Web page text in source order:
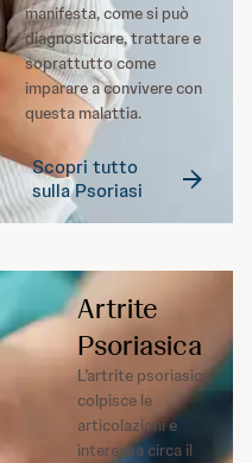
manifesta, come si può
diagnosticare, trattare e
soprattutto come
imparare a convivere con
questa malattia.
Scopri tutto
sulla Psoriasi
Artrite
Psoriasica
L’artrite psoriasica
colpisce le
articolazioni e
interessa circa il